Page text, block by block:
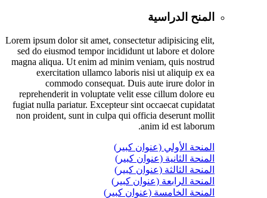
المنح الدراسية
Lorem ipsum dolor sit amet, consectetur adipisicing elit,
sed do eiusmod tempor incididunt ut labore et dolore
magna aliqua. Ut enim ad minim veniam, quis nostrud
exercitation ullamco laboris nisi ut aliquip ex ea
commodo consequat. Duis aute irure dolor in
reprehenderit in voluptate velit esse cillum dolore eu
fugiat nulla pariatur. Excepteur sint occaecat cupidatat
non proident, sunt in culpa qui officia deserunt mollit
anim id est laborum.
المنحة الأولي (عنوان كبير)
المنحة الثانية (عنوان كبير)
المنحة الثالثة (عنوان كبير)
المنحة الرابعة (عنوان كبير)
المنحة الخامسة (عنوان كبير)